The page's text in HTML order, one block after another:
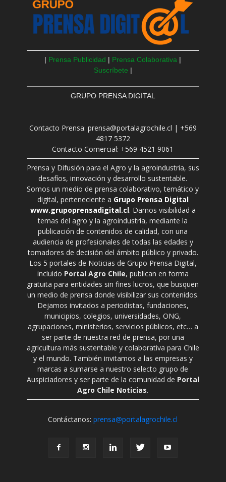
| Prensa Publicidad | Prensa Colaborativa |
Suscríbete |
GRUPO PRENSA DIGITAL
Contacto Prensa: prensa@portalagrochile.cl | +569
4817 5372
Contacto Comercial: +569 4521 9061
Prensa y Difusión para el Agro y la agroindustria, sus
desafíos, innovación y desarrollo sustentable.
Somos un medio de prensa colaborativo, temático y
digital, perteneciente a Grupo Prensa Digital
www.grupoprensadigital.cl. Damos visibilidad a
temas del agro y la agroindustria, mediante la
publicación de contenidos de calidad, con una
audiencia de profesionales de todas las edades y
tomadores de decisión del ámbito público y privado.
Los 5 portales de Noticias de Grupo Prensa Digital,
incluido Portal Agro Chile, publican en forma
gratuita para entidades sin fines lucros, que busquen
un medio de prensa donde visibilizar sus contenidos.
Dejamos invitados a periodistas, fundaciones,
municipios, colegios, universidades, ONG,
agrupaciones, ministerios, servicios públicos, etc… a
ser parte de nuestra red de prensa, por una
agricultura más sustentable y colaborativa para Chile
y el mundo. También invitamos a las empresas y
marcas a sumarse a nuestro selecto grupo de
Auspiciadores y ser parte de la comunidad de Portal
Agro Chile Noticias.
Contáctanos:prensa@portalagrochile.cl